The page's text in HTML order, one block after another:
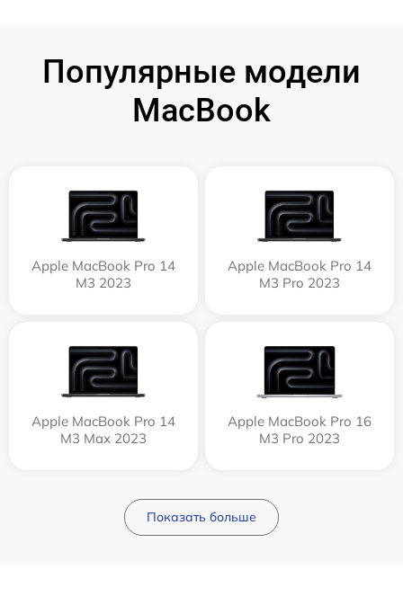
Популярные модели
MacBook
Apple MacBook Pro 14
M3 2023
Apple MacBook Pro 14
M3 Pro 2023
Apple MacBook Pro 14
M3 Max 2023
Apple MacBook Pro 16
M3 Pro 2023
Показать больше